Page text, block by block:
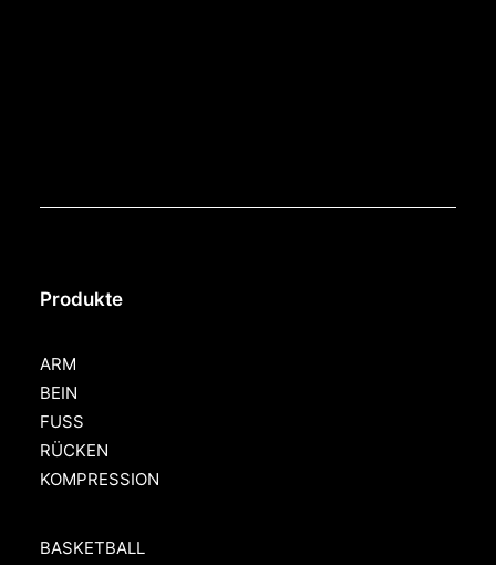
Produkte
ARM
BEIN
FUSS
RÜCKEN
KOMPRESSION
BASKETBALL